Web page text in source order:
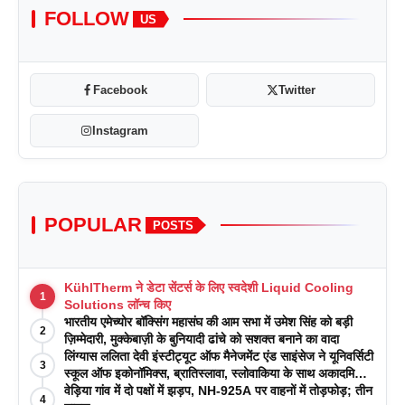
FOLLOW US
Facebook Twitter
Instagram
POPULAR POSTS
1
KühlTherm ने डेटा सेंटर्स के लिए स्वदेशी Liquid Cooling
Solutions लॉन्च किए
2
भारतीय एमेच्योर बॉक्सिंग महासंघ की आम सभा में उमेश सिंह को बड़ी
ज़िम्मेदारी, मुक्केबाज़ी के बुनियादी ढांचे को सशक्त बनाने का वादा
3
लिंग्यास ललिता देवी इंस्टीट्यूट ऑफ मैनेजमेंट एंड साइंसेज ने यूनिवर्सिटी
स्कूल ऑफ इकोनॉमिक्स, ब्रातिस्लावा, स्लोवाकिया के साथ अकादमिक
पत्रिकाओं में प्रकाशन रणनीतियों पर एक दिवसीय कार्यशाला का
4
वेड़िया गांव में दो पक्षों में झड़प, NH-925A पर वाहनों में तोड़फोड़; तीन